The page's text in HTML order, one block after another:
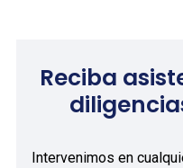
Reciba
Intervenimos en